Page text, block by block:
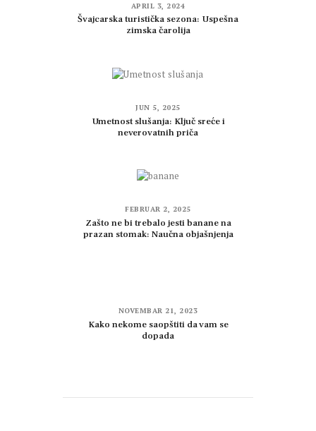
APRIL 3, 2024
Švajcarska turistička sezona: Uspešna
zimska čarolija
JUN 5, 2025
Umetnost slušanja: Ključ sreće i
neverovatnih priča
FEBRUAR 2, 2025
Zašto ne bi trebalo jesti banane na
prazan stomak: Naučna objašnjenja
NOVEMBAR 21, 2023
Kako nekome saopštiti da vam se
dopada